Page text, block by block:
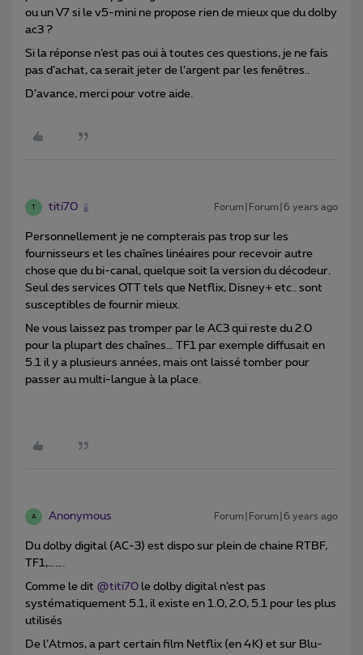
ou un V7 si le v5-mini ne propose rien de mieux que du dolby
ac3 ?
Si la réponse n’est pas oui à toutes ces questions, je ne fais
pas d’achat, ca serait jeter de l’argent par les fenêtres..
D’avance, merci pour votre aide.
T titi70 Forum|Forum|6 years ago
Personnellement je ne compterais pas trop sur les
fournisseurs et les chaînes linéaires pour recevoir autre
chose que du bi-canal, quelque soit la version du décodeur.
Seul des services OTT tels que Netflix, Disney+ etc.. sont
susceptibles de fournir mieux.
Ne vous laissez pas tromper par le AC3 qui reste du 2.0
pour la plupart des chaînes… TF1 par exemple diffusait en
5.1 il y a plusieurs années, mais ont laissé tomber pour
passer au multi-langue à la place.
A Anonymous Forum|Forum|6 years ago
Du dolby digital (AC-3) est dispo sur plein de chaine RTBF,
TF1,…….
Comme le dit @titi70 le dolby digital n’est pas
systématiquement 5.1, il existe en 1.0, 2.0, 5.1 pour les plus
utilisés
De l’Atmos, a part certain film Netflix (en 4K) et sur Blu-